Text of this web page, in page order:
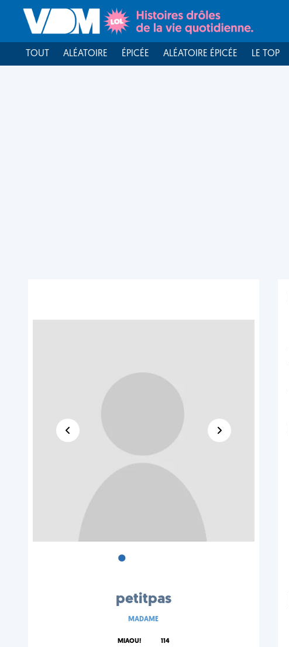
TOUT ALÉATOIRE ÉPICÉE ALÉATOIRE ÉPICÉE LE TOP
•
petitpas
MADAME
MIAOU! 114